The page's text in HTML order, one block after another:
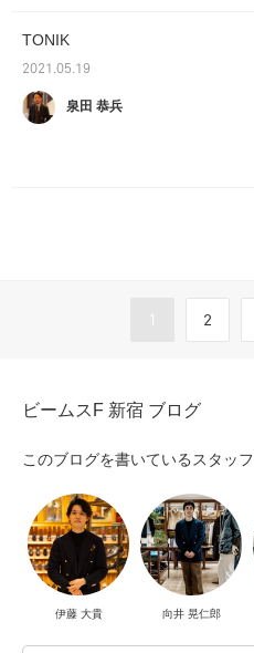
TONIK
2021.05.19
泉田 恭兵
1 2
ビームスF 新宿 ブログ
このブログを書いているスタッフ
伊藤 大貴 向井 晃仁郎